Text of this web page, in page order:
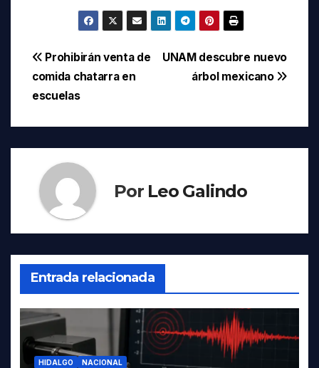
Navegación
de
entradas
UNAM descubre nuevo
árbol mexicano
Prohibirán venta de
comida chatarra en
escuelas
Por Leo Galindo
Entrada relacionada
HIDALGO NACIONAL